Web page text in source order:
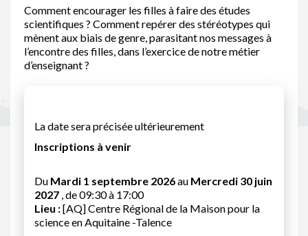
Comment encourager les filles à faire des études
scientifiques ? Comment repérer des stéréotypes qui
mènent aux biais de genre, parasitant nos messages à
l’encontre des filles, dans l’exercice de notre métier
d’enseignant ?
La date sera précisée ultérieurement
Inscriptions à venir
Du Mardi 1 septembre 2026au Mercredi 30 juin
2027 , de 09:30 à 17:00
Lieu :[AQ] Centre Régional de la Maison pour la
science en Aquitaine -Talence